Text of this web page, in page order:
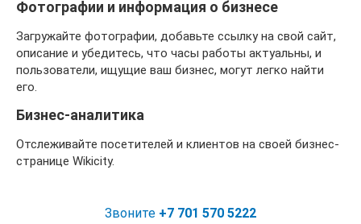
Фотографии и информация о бизнесе
Загружайте фотографии, добавьте ссылку на свой сайт,
описание и убедитесь, что часы работы актуальны, и
пользователи, ищущие ваш бизнес, могут легко найти
его.
Бизнес-аналитика
Отслеживайте посетителей и клиентов на своей бизнес-
странице Wikicity.
Звоните +7 701 570 5222